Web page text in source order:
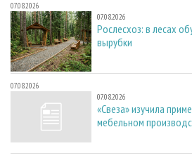
07.08.2026
07.08.2026
Рослесхоз: в лесах
вырубки
07.08.2026
07.08.2026
«Свеза» изучила
мебельном